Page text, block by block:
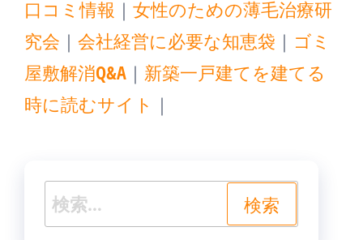
口コミ情報 ｜ 女性のための薄毛治療研
究会 ｜ 会社経営に必要な知恵袋 ｜ ゴミ
屋敷解消Q&A ｜ 新築一戸建てを建てる
時に読むサイト ｜
検
索: